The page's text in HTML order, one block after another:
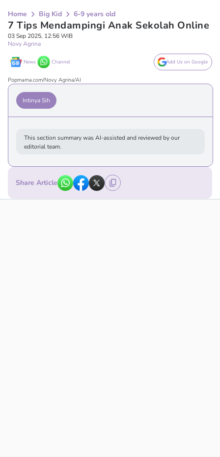
Home Big Kid 6-9 years old
7 Tips Mendampingi Anak Sekolah Online
03 Sep 2025, 12:56 WIB
Novy Agrina
News Channel Add Us on Google
Popmama.com/Novy Agrina/AI
Intinya Sih
This section summary was AI-assisted and reviewed by our
editorial team.
Share Article